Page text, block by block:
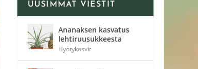
UUSIMMAT VIESTIT
Ananaksen kasvatus
lehtiruusukkeesta
Hyötykasvit